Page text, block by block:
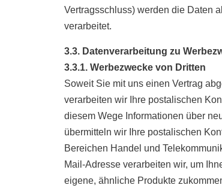
Vertragsschluss) werden die Daten
verarbeitet.
3.3. Datenverarbeitung zu
3.3.1. Werbezwecke von Dritten
Soweit Sie mit uns einen Vertrag
verarbeiten wir Ihre postalischen
diesem Wege Informationen über
übermitteln wir Ihre postalischen
Bereichen Handel und
Mail-Adresse verarbeiten wir, um
eigene, ähnliche Produkte